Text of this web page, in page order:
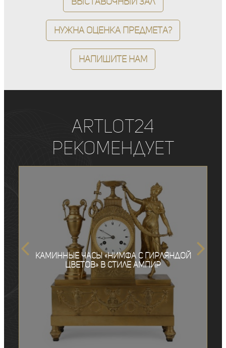
Нужна оценка предмета?
Напишите нам
ArtLot24
рекомендует
Каминные часы «Нимфа с гирляндой
цветов» в стиле ампир